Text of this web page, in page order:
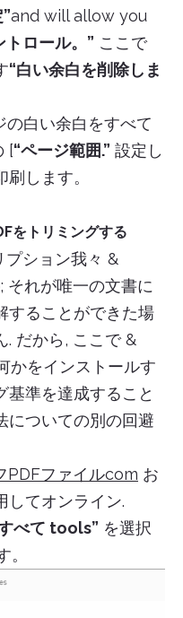
and will allow you
トロール。” ここで
“白い余白を削除しま
の白い余白をすべて
[“ページ範囲.” 設定し
します。
をトリミングする
プション我々 &
それが唯一の文書に
することができた場
. だから, ここで &
かをインストールす
基準を達成すること
についての別の回避
PDFファイルcom お
してオンライン.
べて tools” を選択
。